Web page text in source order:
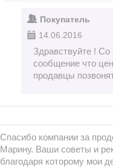
Покупатель
14.06.2016
Здравствуйте ! Со
сообщение что
продавцы
Спасибо компании за
Марину. Ваши советы и
благодаря которому мои